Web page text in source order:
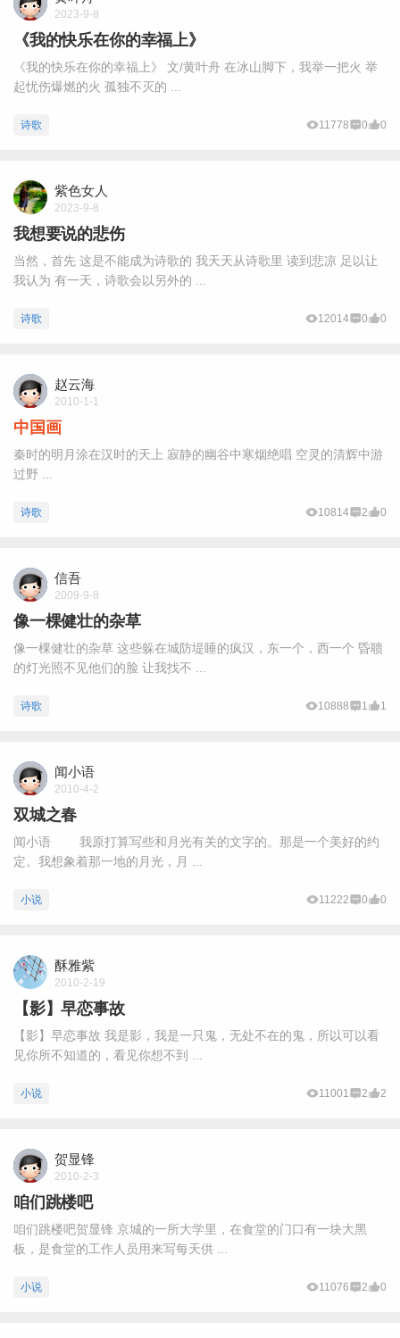
2023-9-8
《我的快乐在你的幸福上》
《我的快乐在你的幸福上》 文/黄叶舟 在冰山脚下，我举一把火 举
起忧伤爆燃的火 孤独不灭的 ...
诗歌 11778 0 0
紫色女人
2023-9-8
我想要说的悲伤
当然，首先 这是不能成为诗歌的 我天天从诗歌里 读到悲凉 足以让
我认为 有一天，诗歌会以另外的 ...
诗歌 12014 0 0
赵云海
2010-1-1
中国画
秦时的明月涂在汉时的天上 寂静的幽谷中寒烟绝唱 空灵的清辉中游
过野 ...
诗歌 10814 2 0
信吾
2009-9-8
像一棵健壮的杂草
像一棵健壮的杂草 这些躲在城防堤睡的疯汉，东一个，西一个 昏聩
的灯光照不见他们的脸 让我找不 ...
诗歌 10888 1 1
闻小语
2010-4-2
双城之春
闻小语 我原打算写些和月光有关的文字的。那是一个美好的约
定。我想象着那一地的月光，月 ...
小说 11222 0 0
酥雅紫
2010-2-19
【影】早恋事故
【影】早恋事故 我是影，我是一只鬼，无处不在的鬼，所以可以看
见你所不知道的，看见你想不到 ...
小说 11001 2 2
贺显锋
2010-2-3
咱们跳楼吧
咱们跳楼吧贺显锋 京城的一所大学里，在食堂的门口有一块大黑
板，是食堂的工作人员用来写每天供 ...
小说 11076 2 0